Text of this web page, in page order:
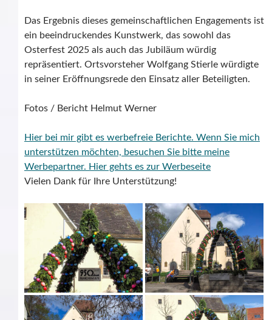
Das Ergebnis dieses gemeinschaftlichen Engagements ist
ein beeindruckendes Kunstwerk, das sowohl das
Osterfest 2025 als auch das Jubiläum würdig
repräsentiert. Ortsvorsteher Wolfgang Stierle würdigte
in seiner Eröffnungsrede den Einsatz aller Beteiligten.
Fotos / Bericht Helmut Werner
Hier bei mir gibt es werbefreie Berichte. Wenn Sie mich
unterstützen möchten, besuchen Sie bitte meine
Werbepartner. Hier gehts es zur Werbeseite
Vielen Dank für Ihre Unterstützung!